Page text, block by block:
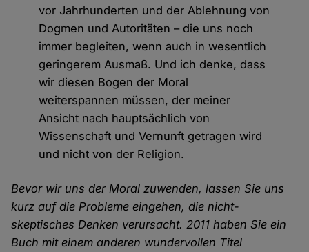
vor Jahrhunderten und der Ablehnung von
Dogmen und Autoritäten – die uns noch
immer begleiten, wenn auch in wesentlich
geringerem Ausmaß. Und ich denke, dass
wir diesen Bogen der Moral
weiterspannen müssen, der meiner
Ansicht nach hauptsächlich von
Wissenschaft und Vernunft getragen wird
und nicht von der Religion.
Bevor wir uns der Moral zuwenden, lassen Sie uns
kurz auf die Probleme eingehen, die nicht-
skeptisches Denken verursacht. 2011 haben Sie ein
Buch mit einem anderen wundervollen Titel